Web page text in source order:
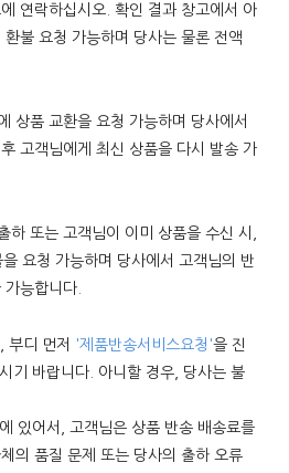
연락하십시오. 확인 결과 창고에서 아
불 요청 가능하며 당사는 물론 전액
상품 교환을 요청 가능하며 당사에서
고객님에게 최신 상품을 다시 발송 가
하 또는 고객님이 이미 상품을 수신 시,
요청 가능하며 당사에서 고객님의 반
능합니다.
부디 먼저 '제품반송서비스요청'을 진
기 바랍니다. 아니할 경우, 당사는 불
있어서, 고객님은 상품 반송 배송료를
의 품질 문제 또는 당사의 출하 오류